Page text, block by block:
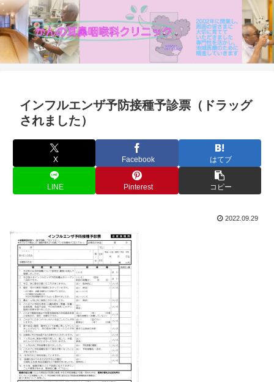
インフルエンザ予防接種予診票（ドラッグ
されました）
X Facebook はてブ
LINE Pinterest コピー
2022.09.29